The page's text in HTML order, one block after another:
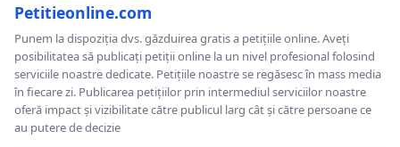
Petitieonline.com
Punem la dispoziția dvs. găzduirea gratis a petițiile online. Aveți
posibilitatea să publicați petiții online la un nivel profesional folosind
serviciile noastre dedicate. Petițiile noastre se regăsesc în mass media
în fiecare zi. Publicarea petițiilor prin intermediul serviciilor noastre
oferă impact și vizibilitate către publicul larg cât și către persoane ce
au putere de decizie